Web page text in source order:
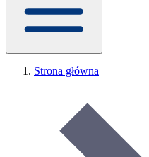
Strona główna